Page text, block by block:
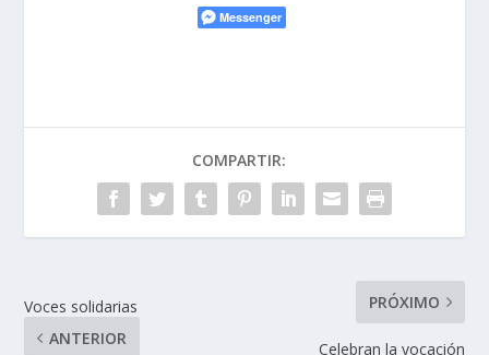
Messenger
COMPARTIR:
Voces solidarias
ANTERIOR
PRÓXIMO
Celebran la vocación